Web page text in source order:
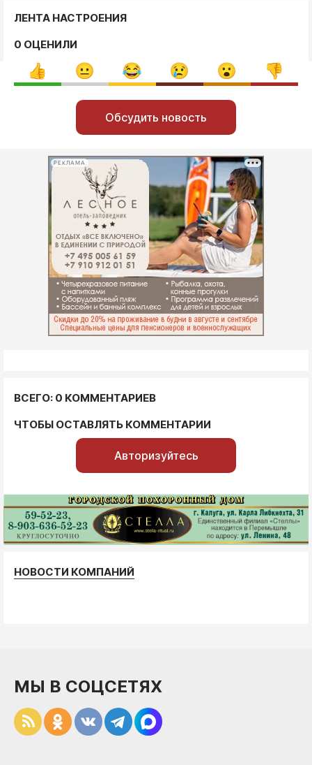
ЛЕНТА НАСТРОЕНИЯ
0 ОЦЕНИЛИ
Обсудить новость
РЕКЛАМА
ВСЕГО: 0 КОММЕНТАРИЕВ
ЧТОБЫ ОСТАВЛЯТЬ КОММЕНТАРИИ
Авторизуйтесь
НОВОСТИ КОМПАНИЙ
МЫ В СОЦСЕТЯХ